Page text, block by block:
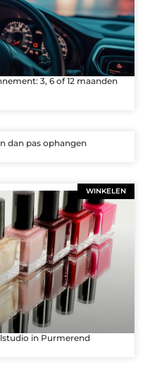
3, 6 of 12 maanden
dan pas ophangen
WINKELEN
in Purmerend